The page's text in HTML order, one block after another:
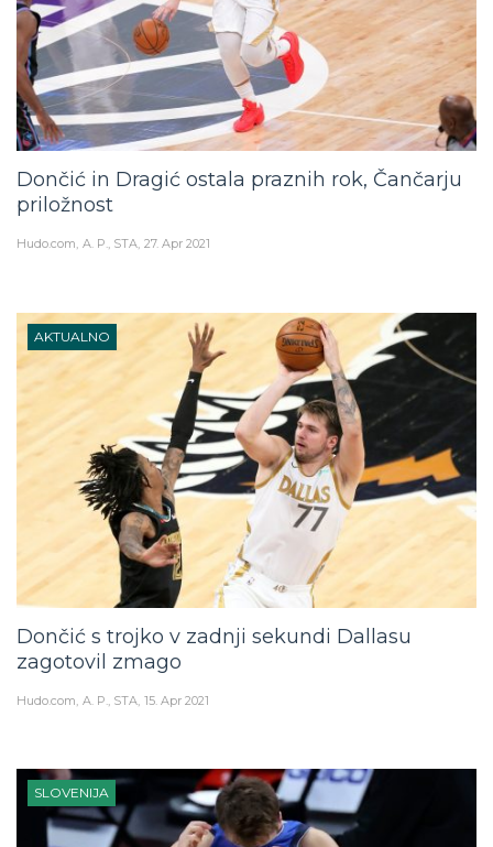
Dončić in Dragić ostala praznih rok, Čančarju
priložnost
Hudo.com A. P., STA 27. Apr 2021
AKTUALNO
Dončić s trojko v zadnji sekundi Dallasu
zagotovil zmago
Hudo.com A. P., STA 15. Apr 2021
SLOVENIJA